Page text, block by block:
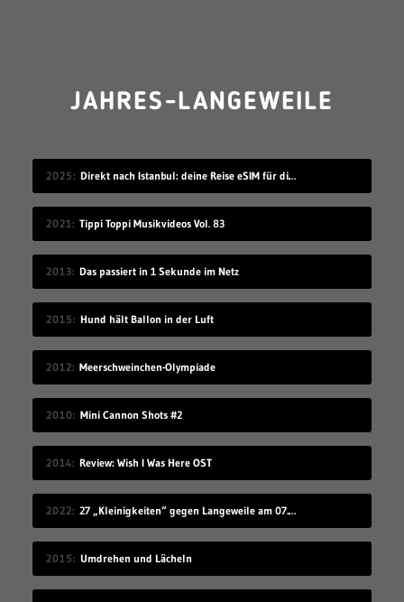
JAHRES-LANGEWEILE
2025 Direkt nach Istanbul: deine Reise eSIM für die Türkei
2021 Tippi Toppi Musikvideos Vol. 83
2013 Das passiert in 1 Sekunde im Netz
2015 Hund hält Ballon in der Luft
2012 Meerschweinchen-Olympiade
2010 Mini Cannon Shots #2
2014 Review: Wish I Was Here OST
2022 27 „Kleinigkeiten“ gegen Langeweile am 07.08.2022
2015 Umdrehen und Lächeln